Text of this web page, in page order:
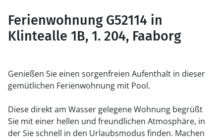
Ferienwohnung G52114 in
Klintealle 1B, 1. 204, Faaborg
Genießen Sie einen sorgenfreien Aufenthalt in dieser
gemütlichen Ferienwohnung mit Pool.
Diese direkt am Wasser gelegene Wohnung begrüßt
Sie mit einer hellen und freundlichen Atmosphäre, in
der Sie schnell in den Urlaubsmodus finden. Machen